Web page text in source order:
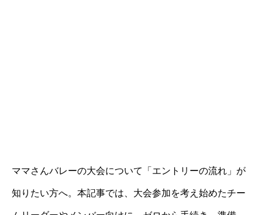
ママさんバレーの大会について「エントリーの流れ」が
知りたい方へ。本記事では、大会参加を考え始めたチー